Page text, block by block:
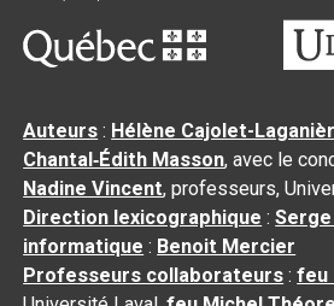
Auteurs : Hélène Cajolet-
Chantal‑Édith Masson, avec le
Nadine Vincent, professeurs,
Direction lexicographique :Serge
informatique : Benoit Mercier
Professeurs collaborateurs :feu